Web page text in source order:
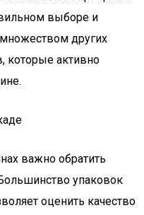
выборе и
других
которые активно
важно обратить
упаковок
оценить качество